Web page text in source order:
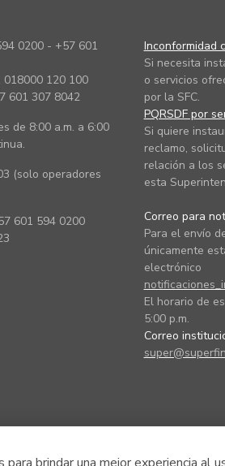
0200 - +57 601
018000 120 100
601 307 8042
de 8:00 a.m. a 6:00
(solo operadores
601 594 0200
Inconformidad
Si necesita
o servicios
por la SFC.
PQRSDF por
Si quiere
reclamo,
relación a los
esta
Correo para
Para el envío
únicamente
electrónico
El horario de
5:00 p.m.
Correo